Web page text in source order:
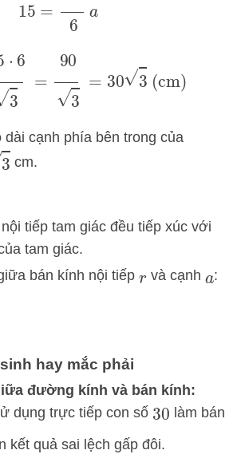
⋅6 903 (cm)
dài cạnh phía bên trong của
cm.
tiếp tam giác đều tiếp xúc với
tam giác.
bán kính nội tiếp rvà cạnh a:
hay mắc phải
đường kính và bán kính:
dụng trực tiếp con số 30 làm bán
kết quả sai lệch gấp đôi.